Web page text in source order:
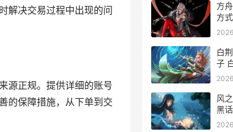
解决交易过程中出现的问
源正规。提供详细的账号
的保障措施，从下单到交
方
方
白
子
风
黑